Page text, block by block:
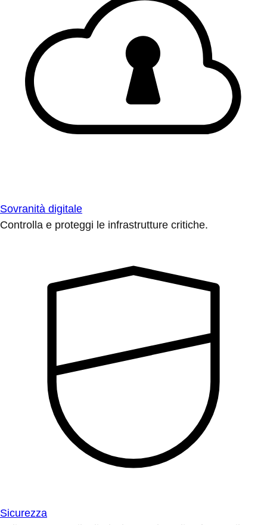
Sovranità digitale
Controlla e proteggi le infrastrutture critiche.
Sicurezza